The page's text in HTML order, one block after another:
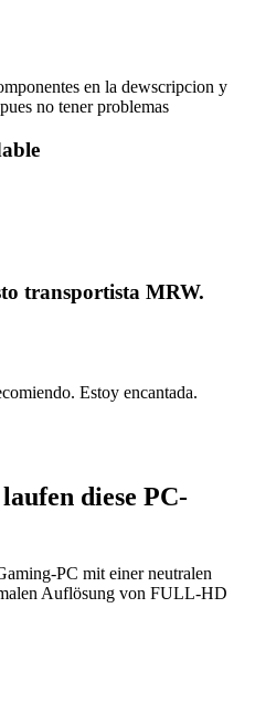
en la dewscripcion y
no tener problemas
transportista MRW.
Estoy encantada.
diese PC-
PC mit einer neutralen
Auflösung von FULL-HD